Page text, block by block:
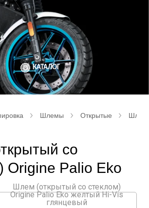
КАТАЛОГ
Шлемы Открытые Шлем
со
Origine Palio Eko
Шлем (открытый со стеклом)
Origine Palio Eko желтый Hi-Vis
глянцевый